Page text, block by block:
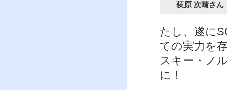
荻原 次晴さん
たし、遂に
ての実力を
スキー・ノ
に！